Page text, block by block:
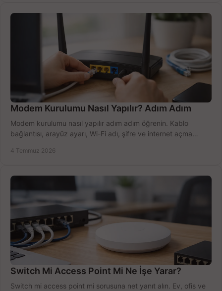
Modem Kurulumu Nasıl Yapılır? Adım Adım
Modem kurulumu nasıl yapılır adım adım öğrenin. Kablo
bağlantısı, arayüz ayarı, Wi-Fi adı, şifre ve internet açma
4 Temmuz 2026
Switch Mi Access Point Mi Ne İşe Yarar?
Switch mi access point mi sorusuna net yanıt alın. Ev, ofis ve